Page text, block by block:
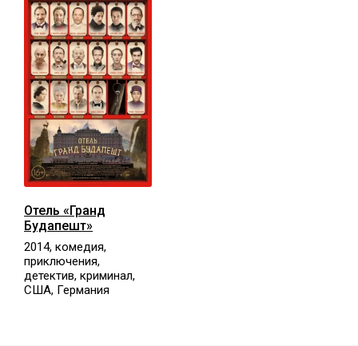
Отель «Гранд
Будапешт»
2014, комедия,
приключения,
детектив, криминал,
США, Германия